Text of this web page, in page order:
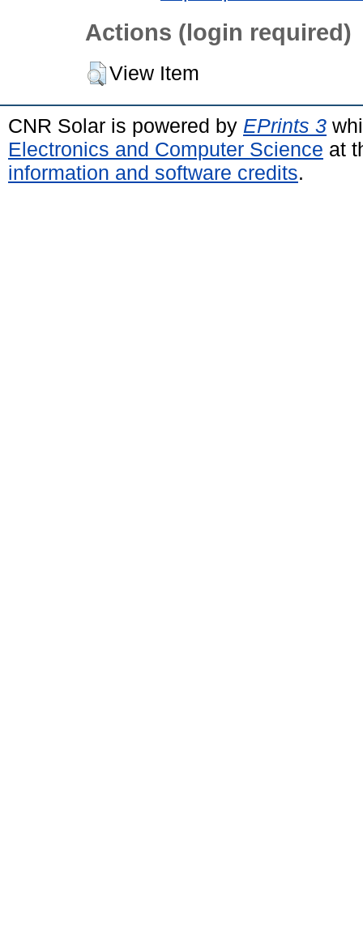
Actions (login required)
View Item
CNR Solar is powered by EPrints 3
Electronics and Computer Science at
information and software credits.